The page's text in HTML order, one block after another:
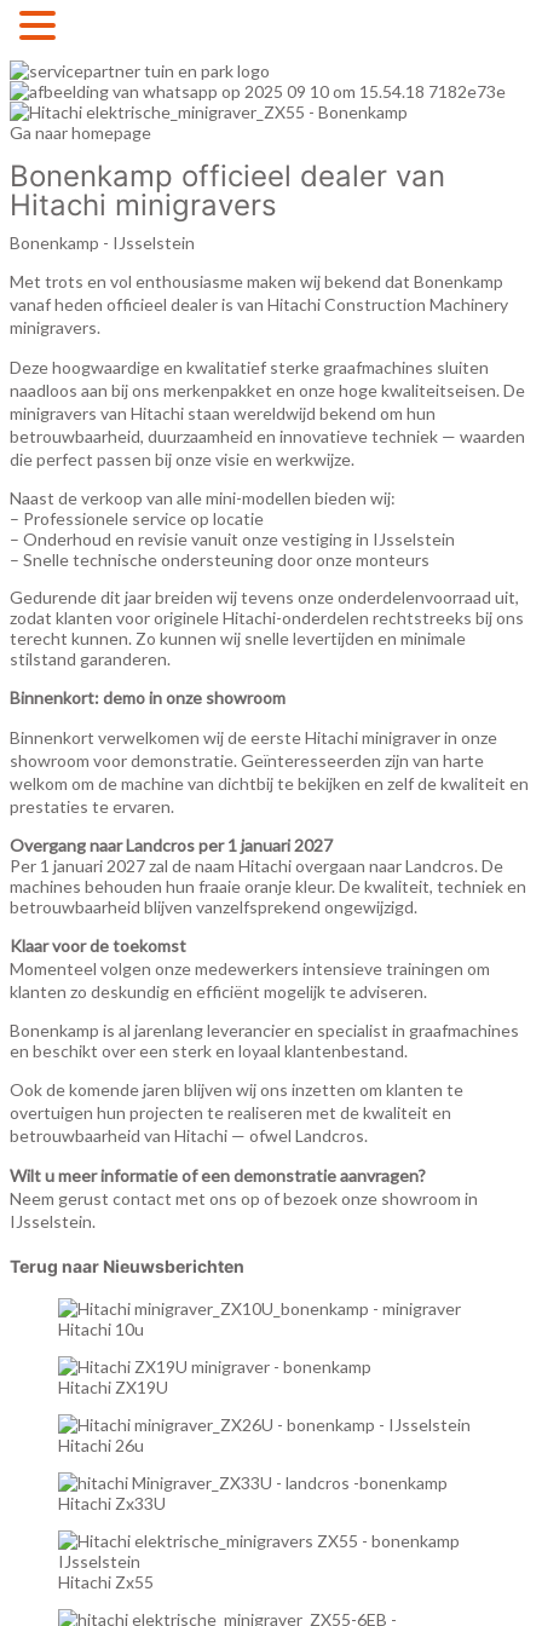
Ga naar homepage
Bonenkamp officieel dealer van
Hitachi minigravers
Bonenkamp - IJsselstein
Met trots en vol enthousiasme maken wij bekend dat Bonenkamp
vanaf heden officieel dealer is van Hitachi Construction Machinery
minigravers.
Deze hoogwaardige en kwalitatief sterke graafmachines sluiten
naadloos aan bij ons merkenpakket en onze hoge kwaliteitseisen. De
minigravers van Hitachi staan wereldwijd bekend om hun
betrouwbaarheid, duurzaamheid en innovatieve techniek — waarden
die perfect passen bij onze visie en werkwijze.
Naast de verkoop van alle mini-modellen bieden wij:
– Professionele service op locatie
– Onderhoud en revisie vanuit onze vestiging in IJsselstein
– Snelle technische ondersteuning door onze monteurs
Gedurende dit jaar breiden wij tevens onze onderdelenvoorraad uit,
zodat klanten voor originele Hitachi-onderdelen rechtstreeks bij ons
terecht kunnen. Zo kunnen wij snelle levertijden en minimale
stilstand garanderen.
Binnenkort: demo in onze showroom
Binnenkort verwelkomen wij de eerste Hitachi minigraver in onze
showroom voor demonstratie. Geïnteresseerden zijn van harte
welkom om de machine van dichtbij te bekijken en zelf de kwaliteit en
prestaties te ervaren.
Overgang naarLandcrosper 1 januari 2027
Per 1 januari 2027 zal de naam Hitachi overgaan naar Landcros. De
machines behouden hun fraaie oranje kleur. De kwaliteit, techniek en
betrouwbaarheid blijven vanzelfsprekend ongewijzigd.
Klaar voor de toekomst
Momenteel volgen onze medewerkers intensieve trainingen om
klanten zo deskundig en efficiënt mogelijk te adviseren.
Bonenkamp is al jarenlang leverancier en specialist in graafmachines
en beschikt over een sterk en loyaal klantenbestand.
Ook de komende jaren blijven wij ons inzetten om klanten te
overtuigen hun projecten te realiseren met de kwaliteit en
betrouwbaarheid van Hitachi — ofwel Landcros.
Wilt u meer informatie of een demonstratie aanvragen?
Neem gerust contact met ons op of bezoek onze showroom in
IJsselstein.
Terug naar Nieuwsberichten
Hitachi 10u
Hitachi ZX19U
Hitachi 26u
Hitachi Zx33U
Hitachi Zx55